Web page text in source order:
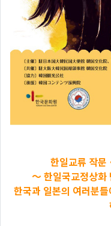
한일교류 작
～ 한일국교정상화
한국과 일본의 여러분